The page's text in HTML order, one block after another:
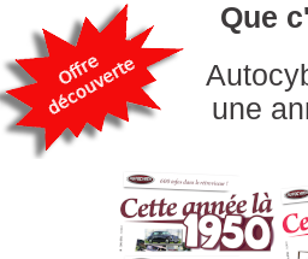
publiques est à l’origine
Une circulaire
délivrance du certificat de
Que
une